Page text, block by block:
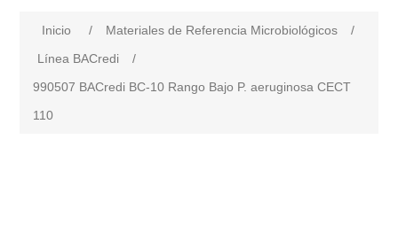
Inicio / Materiales de Referencia Microbiológicos
/
Línea BACredi
/
990507 BACredi BC-10 Rango Bajo P. aeruginosa CECT
110